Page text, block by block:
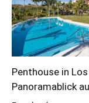
Penthouse in
Panoramablick